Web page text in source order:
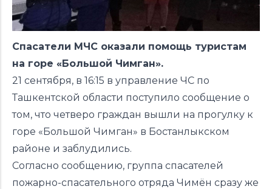
Спасатели МЧС оказали помощь туристам
на горе «Большой Чимган».
21 сентября, в 16:15 в управление ЧС по
Ташкентской области поступило сообщение о
том, что четверо граждан вышли на прогулку к
горе «Большой Чимган» в Бостанлыкском
районе и заблудились.
Согласно сообщению, группа спасателей
пожарно-спасательного отряда Чимён сразу же